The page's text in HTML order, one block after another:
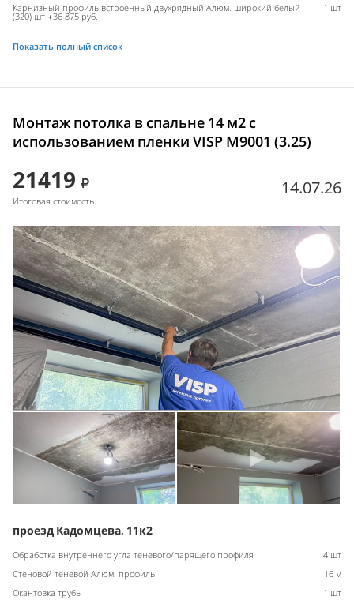
Карнизный профиль встроенный двухрядный Алюм. широкий белый
(320) шт +36 875 руб.
1 шт
Показать полный список
Монтаж потолка в спальне 14 м2 с
использованием пленки VISP M9001 (3.25)
21419
Итоговая стоимость
14.07.26
проезд Кадомцева, 11к2
Обработка внутреннего угла теневого/парящего профиля
4 шт
Стеновой теневой Алюм. профиль
16 м
Окантовка трубы
1 шт